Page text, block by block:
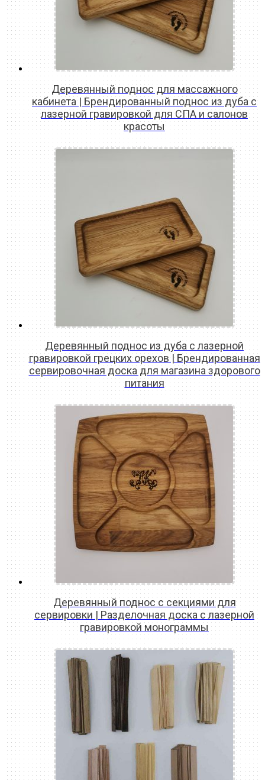
Деревянный поднос для массажного
кабинета | Брендированный поднос из дуба с
лазерной гравировкой для СПА и салонов
красоты
READ MORE
Деревянный поднос из дуба с лазерной
гравировкой грецких орехов | Брендированная
сервировочная доска для магазина здорового
питания
READ MORE
Деревянный поднос с секциями для
сервировки | Разделочная доска с лазерной
гравировкой монограммы
READ MORE